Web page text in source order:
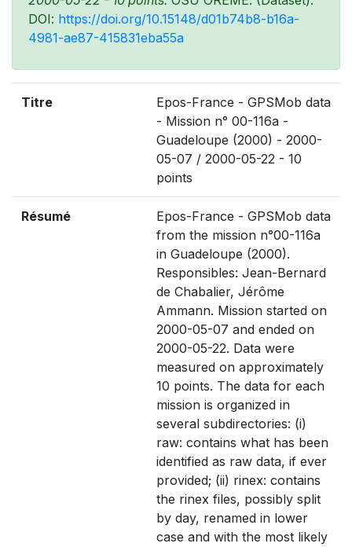
DOI: https://doi.org/10.15148/d01b74b8-b16a-
4981-ae87-415831eba55a
Titre
Epos-France - GPSMob data
- Mission n° 00-116a -
Guadeloupe (2000) - 2000-
05-07 / 2000-05-22 - 10
points
Résumé
Epos-France - GPSMob data
from the mission n°00-116a
in Guadeloupe (2000).
Responsibles: Jean-Bernard
de Chabalier, Jérôme
Ammann. Mission started on
2000-05-07 and ended on
2000-05-22. Data were
measured on approximately
10 points. The data for each
mission is organized in
several subdirectories: (i)
raw: contains what has been
identified as raw data, if ever
provided; (ii) rinex: contains
the rinex files, possibly split
by day, renamed in lower
case and with the most likely